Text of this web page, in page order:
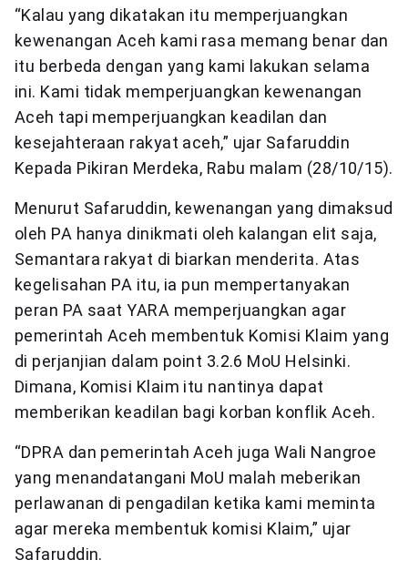
“Kalau yang dikatakan itu memperjuangkan
kewenangan Aceh kami rasa memang benar dan
itu berbeda dengan yang kami lakukan selama
ini. Kami tidak memperjuangkan kewenangan
Aceh tapi memperjuangkan keadilan dan
kesejahteraan rakyat aceh,” ujar Safaruddin
Kepada Pikiran Merdeka, Rabu malam (28/10/15).
Menurut Safaruddin, kewenangan yang dimaksud
oleh PA hanya dinikmati oleh kalangan elit saja,
Semantara rakyat di biarkan menderita. Atas
kegelisahan PA itu, ia pun mempertanyakan
peran PA saat YARA memperjuangkan agar
pemerintah Aceh membentuk Komisi Klaim yang
di perjanjian dalam point 3.2.6 MoU Helsinki.
Dimana, Komisi Klaim itu nantinya dapat
memberikan keadilan bagi korban konflik Aceh.
“DPRA dan pemerintah Aceh juga Wali Nangroe
yang menandatangani MoU malah meberikan
perlawanan di pengadilan ketika kami meminta
agar mereka membentuk komisi Klaim,” ujar
Safaruddin.